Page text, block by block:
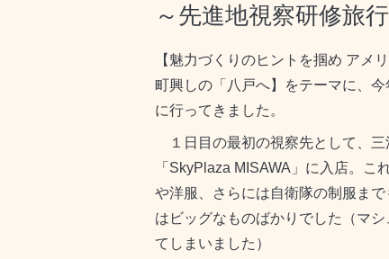
～先進地視察研修旅
【魅力づくりのヒントを掴め アメ
町興しの「八戸へ】をテーマに、
に行ってきました。
１日目の最初の視察先として、三
「SkyPlaza MISAWA」に入店。こ
や洋服、さらには自衛隊の制服ま
はビッグなものばかりでした（マ
てしまいました）